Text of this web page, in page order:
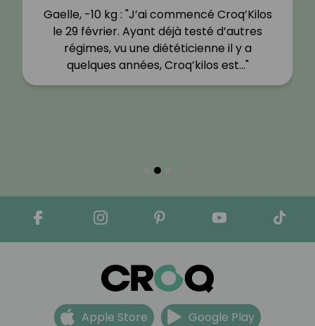
Gaelle, -10 kg : "J’ai commencé Croq’Kilos
le 29 février. Ayant déjà testé d’autres
régimes, vu une diététicienne il y a
quelques années, Croq’kilos est…"
Apple Store Google Play